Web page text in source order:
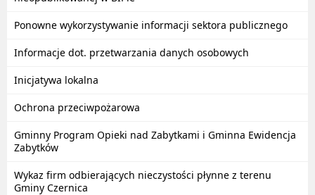
Ponowne wykorzystywanie informacji sektora publicznego
Informacje dot. przetwarzania danych osobowych
Inicjatywa lokalna
Ochrona przeciwpożarowa
Gminny Program Opieki nad Zabytkami i Gminna Ewidencja
Zabytków
Wykaz firm odbierających nieczystości płynne z terenu
Gminy Czernica